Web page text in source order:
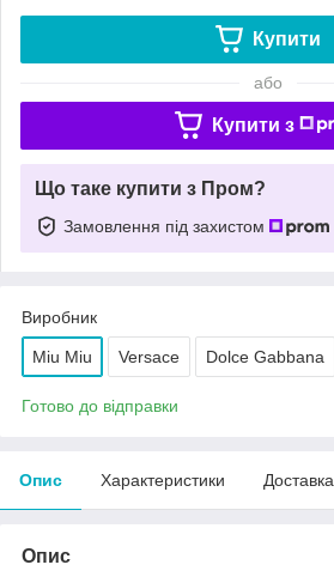
Купити
або
Купити з
Що таке купити з Пром?
Замовлення під захистом
Виробник
Miu Miu Versace Dolce Gabbana
Готово до відправки
Опис Характеристики Доставка
Опис